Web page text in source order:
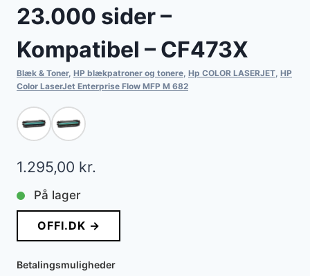
23.000 sider –
Kompatibel – CF473X
Blæk & Toner, HP blækpatroner og tonere, Hp COLOR LASERJET, HP
Color LaserJet Enterprise Flow MFP M 682
1.295,00 kr.
På lager
OFFI.DK →
Betalingsmuligheder